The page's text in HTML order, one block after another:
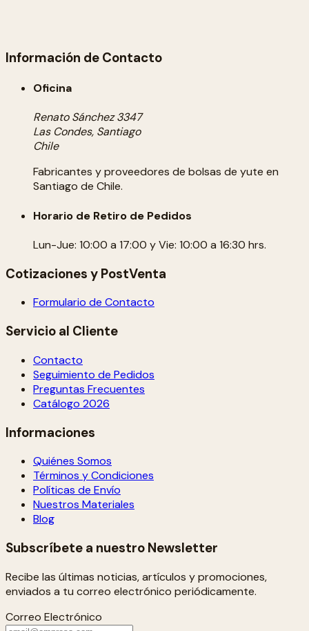
Información de Contacto
Oficina
Renato Sánchez 3347
Las Condes, Santiago
Chile
Fabricantes y proveedores de bolsas de yute en
Santiago de Chile.
Horario de Retiro de Pedidos
Lun-Jue: 10:00 a 17:00 y Vie: 10:00 a 16:30 hrs.
Cotizaciones y PostVenta
Formulario de Contacto
Servicio al Cliente
Contacto
Seguimiento de Pedidos
Preguntas Frecuentes
Catálogo 2026
Informaciones
Quiénes Somos
Términos y Condiciones
Políticas de Envío
Nuestros Materiales
Blog
Subscríbete a nuestro Newsletter
Recibe las últimas noticias, artículos y promociones,
enviados a tu correo electrónico periódicamente.
Correo Electrónico